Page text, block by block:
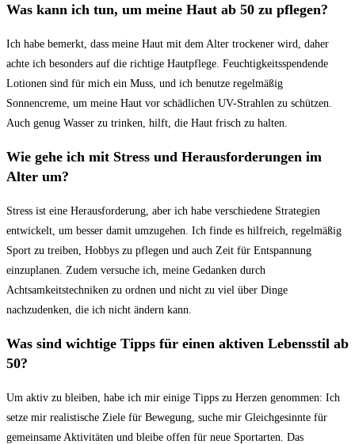
Was kann ich⁢ tun, um meine Haut ab 50 zu ⁤pflegen?
Ich habe bemerkt, dass meine Haut mit dem ⁤Alter trockener wird, daher
achte ich besonders auf⁤ die richtige Hautpflege. Feuchtigkeitsspendende
Lotionen sind für mich ein Muss, und ich benutze regelmäßig
Sonnencreme, um meine Haut vor schädlichen UV-Strahlen zu schützen.
Auch genug Wasser zu trinken, hilft, die Haut frisch zu halten.
Wie gehe ich mit Stress und Herausforderungen im
Alter um?
Stress ist eine Herausforderung, aber ich habe verschiedene Strategien
entwickelt,⁤ um besser damit umzugehen. Ich finde es hilfreich, regelmäßig
Sport zu treiben, Hobbys zu pflegen und auch ⁣Zeit ​für Entspannung
einzuplanen. Zudem versuche ich, meine ‍Gedanken durch
Achtsamkeitstechniken ⁢zu ordnen und nicht zu viel über⁤ Dinge
nachzudenken, die ich ⁤nicht ändern kann.
Was sind wichtige Tipps für einen ‌aktiven Lebensstil ab
50?
Um aktiv zu bleiben, habe ich mir einige ⁣Tipps zu​ Herzen genommen: Ich
setze mir realistische Ziele für Bewegung, suche mir Gleichgesinnte für
gemeinsame Aktivitäten und bleibe offen für neue Sportarten. Das